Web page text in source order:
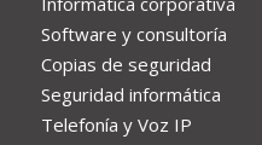
Software y consultoría
Copias de seguridad
Seguridad informática
Telefonía y Voz IP